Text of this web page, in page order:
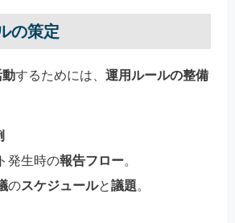
の策定
動するためには、 運用ルールの整備
発生時の報告フロー。
のスケジュールと議題。